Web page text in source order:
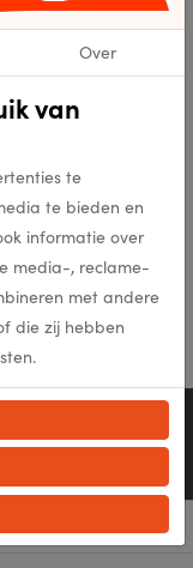
Bekijk collectie
Over
van
te
te bieden en
informatie over
media-, reclame-
met andere
die zij hebben